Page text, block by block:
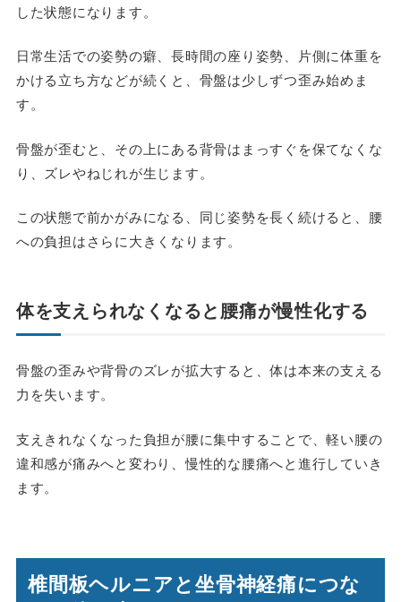
した状態になります。
日常生活での姿勢の癖、長時間の座り姿勢、片側に体重を
かける立ち方などが続くと、骨盤は少しずつ歪み始めま
す。
骨盤が歪むと、その上にある背骨はまっすぐを保てなくな
り、ズレやねじれが生じます。
この状態で前かがみになる、同じ姿勢を長く続けると、腰
への負担はさらに大きくなります。
体を支えられなくなると腰痛が慢性化する
骨盤の歪みや背骨のズレが拡大すると、体は本来の支える
力を失います。
支えきれなくなった負担が腰に集中することで、軽い腰の
違和感が痛みへと変わり、慢性的な腰痛へと進行していき
ます。
椎間板ヘルニアと坐骨神経痛につな